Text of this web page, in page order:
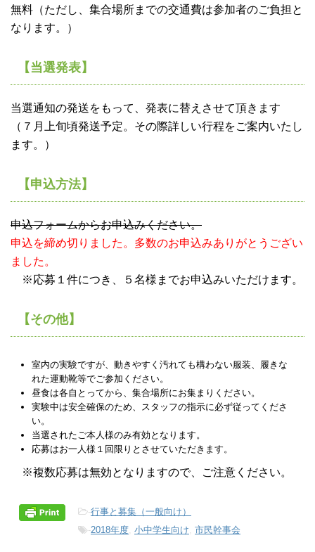
無料（ただし、集合場所までの交通費は参加者のご負担と
なります。）
【当選発表】
当選通知の発送をもって、発表に替えさせて頂きます
（７月上旬頃発送予定。その際詳しい行程をご案内いたし
ます。）
【申込方法】
申込フォームからお申込みください。
申込を締め切りました。多数のお申込みありがとうござい
ました。
※応募１件につき、５名様までお申込みいただけます。
【その他】
室内の実験ですが、動きやすく汚れても構わない服装、履きな
れた運動靴等でご参加ください。
昼食は各自とってから、集合場所にお集まりください。
実験中は安全確保のため、スタッフの指示に必ず従ってくださ
い。
当選されたご本人様のみ有効となります。
応募はお一人様１回限りとさせていただきます。
※複数応募は無効となりますので、ご注意ください。
-行事と募集（一般向け）
-2018年度, 小中学生向け, 市民幹事会